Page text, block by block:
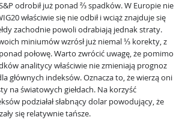
S&P odrobił już ponad ⅔ spadków. W Europie nie
właściwie się nie odbił i wciąż znajduje się
zachodnie powoli odrabiają jednak straty.
miniumów wzrósł już niemal ⅓ korekty, z
połowę. Warto zwrócić uwagę, że pomimo
analitycy właściwie nie zmieniają prognoz
głównych indeksów. Oznacza to, że wierzą oni
na światowych giełdach. Na korzyść
podziałał słabnący dolar powodujący, że
się relatywnie tańsze.